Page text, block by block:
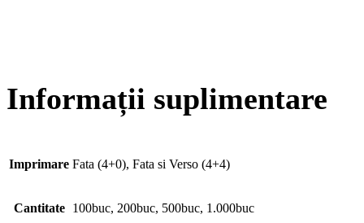
Informații suplimentare
Imprimare Fata (4+0), Fata si Verso (4+4)
Cantitate 100buc, 200buc, 500buc, 1.000buc